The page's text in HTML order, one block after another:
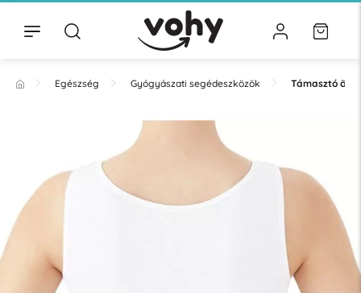
Egészség Gyógyászati segédeszközök Támasztó